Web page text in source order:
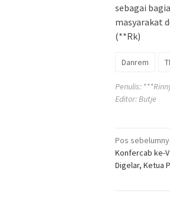
sebagai
masyarakat
(**Rk)
Danrem
Penulis:
Editor: Butje
pos
Pos
Konfercab ke-
Digelar, Ketua